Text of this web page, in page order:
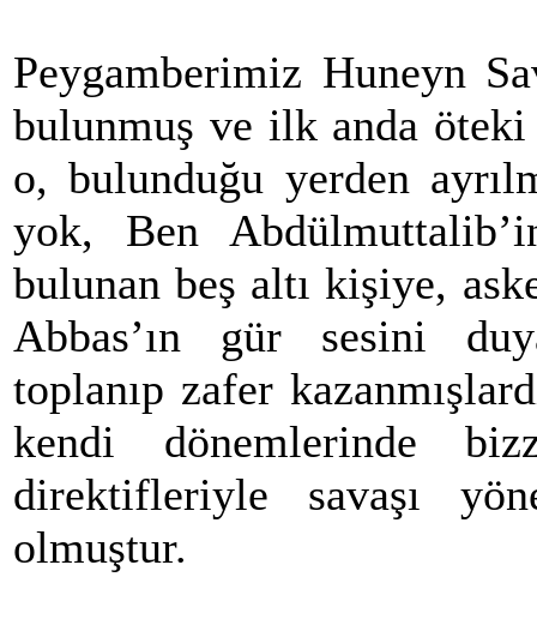
Peygamberimiz Huneyn
bulunmuş ve ilk anda öteki
o, bulunduğu yerden
yok, Ben
bulunan beş altı kişiye,
Abbas’ın gür sesini
toplanıp zafer
kendi dönemlerinde
direktifleriyle savaşı
olmuştur.